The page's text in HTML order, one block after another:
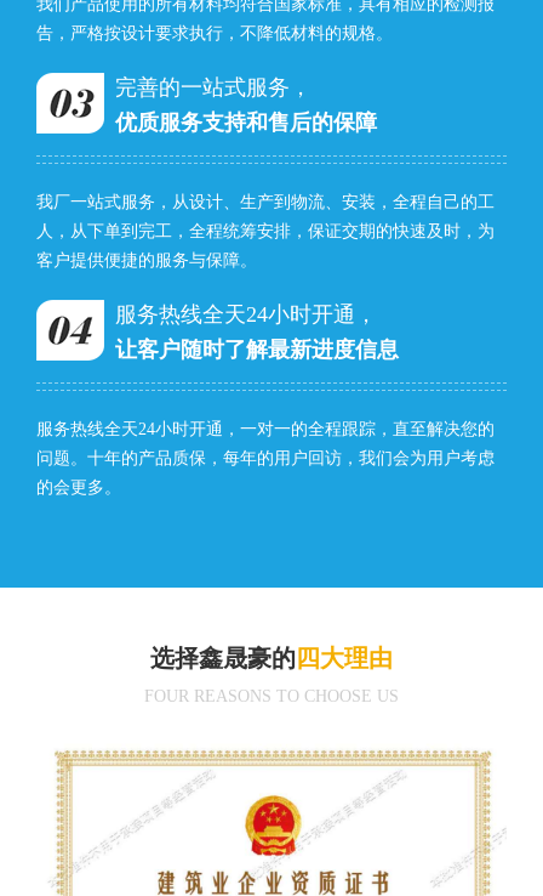
我们产品使用的所有材料均符合国家标准，具有相应的检测报
告，严格按设计要求执行，不降低材料的规格。
完善的一站式服务，
优质服务支持和售后的保障
我厂一站式服务，从设计、生产到物流、安装，全程自己的工
人，从下单到完工，全程统筹安排，保证交期的快速及时，为
客户提供便捷的服务与保障。
服务热线全天24小时开通，
让客户随时了解最新进度信息
服务热线全天24小时开通，一对一的全程跟踪，直至解决您的
问题。十年的产品质保，每年的用户回访，我们会为用户考虑
的会更多。
选择鑫晟豪的 四大理由
FOUR REASONS TO CHOOSE US